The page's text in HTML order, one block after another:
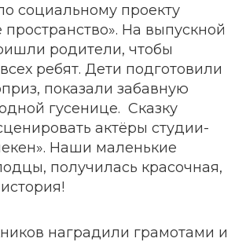
социальному проекту
На выпускной
родители, чтобы
ребят. Дети подготовили
показали забавную
гусенице. Сказку
актёры студии-
Наши маленькие
получилась красочная,
наградили грамотами и